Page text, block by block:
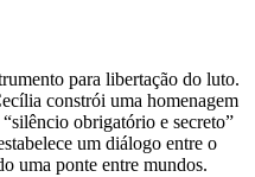
para libertação do luto.
constrói uma homenagem
obrigatório e secreto”
um diálogo entre o
uma ponte entre mundos.